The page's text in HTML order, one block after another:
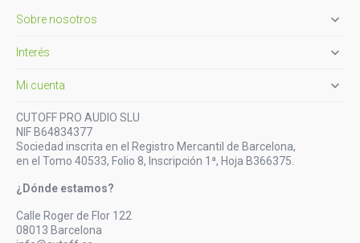
Sobre nosotros 
Interés 
Mi cuenta 
CUTOFF PRO AUDIO SLU
NIF B64834377
Sociedad inscrita en el Registro Mercantil de Barcelona,
en el Tomo 40533, Folio 8, Inscripción 1ª, Hoja B366375.
¿Dónde estamos?
Calle Roger de Flor 122
08013 Barcelona